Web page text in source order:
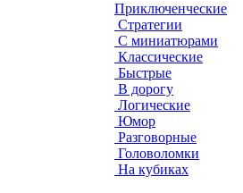
Приключенческие
Стратегии
С миниатюрами
Классические
Быстрые
В дорогу
Логические
Юмор
Разговорные
Головоломки
На кубиках